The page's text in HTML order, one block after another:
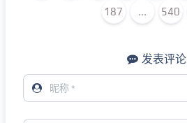
187 ... 540
发表评论